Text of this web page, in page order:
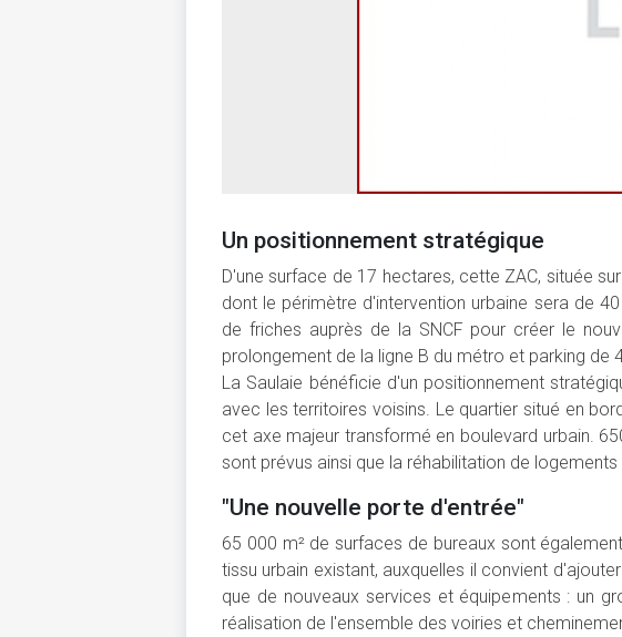
Un positionnement stratégique
D'une surface de 17 hectares, cette ZAC, située
dont le périmètre d'intervention urbaine sera de
de friches auprès de la SNCF pour créer le
prolongement de la ligne B du métro et parking de
La Saulaie bénéficie d'un positionnement
avec les territoires voisins. Le quartier situé en
cet axe majeur transformé en boulevard urbain.
sont prévus ainsi que la réhabilitation de
"Une nouvelle porte d'entrée"
65 000 m² de surfaces de bureaux sont
tissu urbain existant, auxquelles il convient
que de nouveaux services et équipements : un
réalisation de l'ensemble des voiries et